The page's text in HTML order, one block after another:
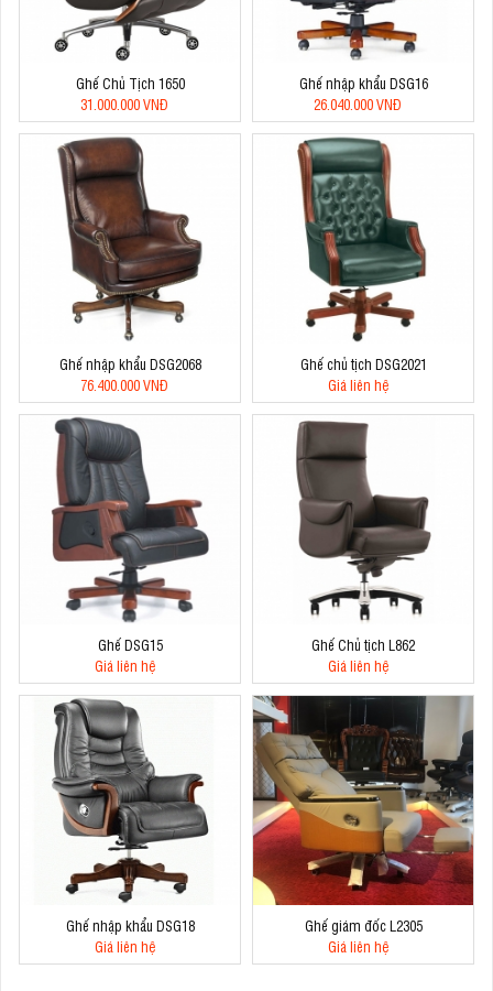
Ghế Chủ Tịch 1650
31.000.000 VNĐ
Ghế nhập khẩu DSG16
26.040.000 VNĐ
Ghế nhập khẩu DSG2068
76.400.000 VNĐ
Ghế chủ tịch DSG2021
Giá liên hệ
Ghế DSG15
Giá liên hệ
Ghế Chủ tịch L862
Giá liên hệ
Ghế nhập khẩu DSG18
Giá liên hệ
Ghế giám đốc L2305
Giá liên hệ